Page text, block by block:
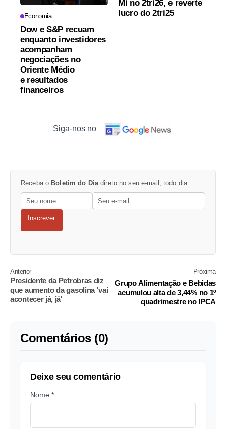
Economia
Dow e S&P recuam
enquanto investidores
acompanham
negociações no
Oriente Médio
e resultados
financeiros
Mi no 2tri26, e reverte
lucro do 2tri25
Siga-nos no
Receba o Boletim do Dia direto no seu e-mail, todo dia.
Inscrever
Anterior
Presidente da Petrobras diz
que aumento da gasolina 'vai
acontecer já, já'
Próxima
Grupo Alimentação e Bebidas
acumulou alta de 3,44% no 1º
quadrimestre no IPCA
Comentários (0)
Deixe seu comentário
Nome *